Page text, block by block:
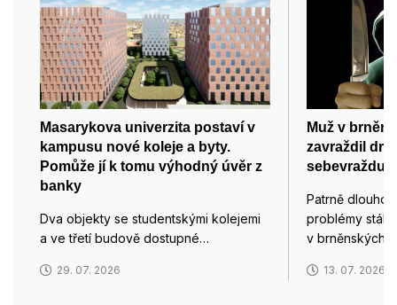
Masarykova univerzita postaví v
kampusu nové koleje a byty.
Pomůže jí k tomu výhodný úvěr z
banky
Dva objekty se studentskými kolejemi
a ve třetí budově dostupné…
29. 07. 2026
Muž v
zavraždil
sebevraždu
Patrně
problémy stály
v brněnských
13. 07. 2026